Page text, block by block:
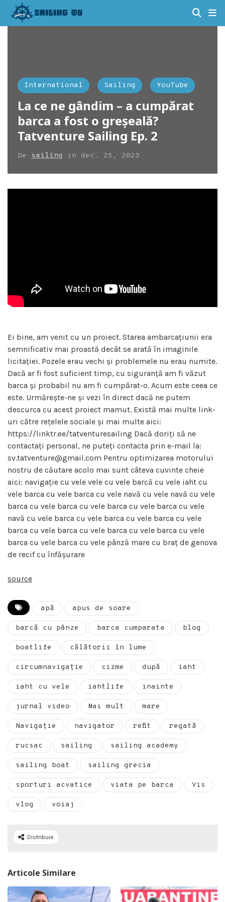
International Sailing YouTube
La ce ne gândim – a cumpărat
barca a fost o greșeală?
Tatventure Sailing Ep. 2
De sailing in dec. 25, 2023
Ei bine, am venit cu un proiect. Starea ambarcațiunii era
semnificativ mai proastă decât se arată în imaginile
licitației. Pozele erau vechi și problemele nu erau numite.
Dacă ar fi fost suficient timp, cu siguranță am fi văzut
barca și probabil nu am fi cumpărat-o. Acum este ceea ce
este. Urmărește-ne și vezi în direct dacă ne putem
descurca cu acest proiect mamut. Există mai multe link-
uri către rețelele sociale și mai multe aici:
https://linktr.ee/tatventuresailing Dacă doriți să ne
contactați personal, ne puteți contacta prin e-mail la:
sv.tatventure@gmail.com Pentru optimizarea motorului
nostru de căutare acolo mai sunt câteva cuvinte cheie
aici: navigație cu vele vele cu vele barcă cu vele iaht cu
vele barca cu vele barca cu vele navă cu vele navă cu vele
barca cu vele barca cu vele barca cu vele barca cu vele
navă cu vele barca cu vele barca cu vele barca cu vele
barca cu vele barca cu vele barca cu vele barca cu vele
barca cu vele barca cu vele pânză mare cu braț de genova
de recif cu înfășurare
source
apă apus de soare
barcă cu pânze barca cumparata blog
boatlife călătorii în lume
circumnavigaţie cizme după iaht
iaht cu vele iahtlife inainte
jurnal video Mai mult mare
Navigație navigator refit regată
rucsac sailing sailing academy
sailing boat sailing grecia
sporturi acvatice viata pe barca Vis
vlog voiaj
Distribuie
Articole Similare